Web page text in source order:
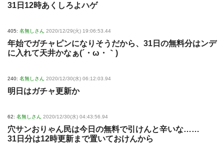
31日12時あくしろよハゲ
405: 名無しさん 2020/12/29(火) 19:06:53.44
年始でガチャピンになりそうだから、31日の無料分はンデ
に入れて天井かなぁ(´・ω・｀)
240: 名無しさん 2020/12/30(水) 06:12:03.94
明日はガチャ更新か
62: 名無しさん 2020/12/30(水) 04:43:56.94
穴サンおりゃん民は今日の無料で引けんと辛いな……
31日分は12時更新まで置いておけんから